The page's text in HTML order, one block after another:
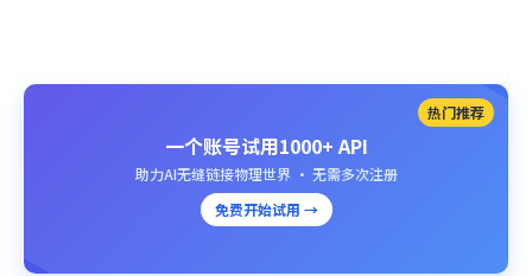
热门推荐
一个账号试用1000+ API
助力AI无缝链接物理世界 · 无需多次注册
免费开始试用 →